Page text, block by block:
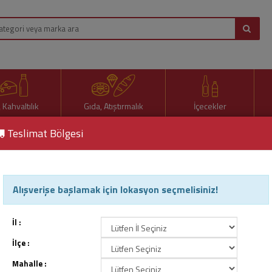
Gıda, Atıştırmalık İçecekler
Teslimat Bölgesi
Alışverişe başlamak için lokasyon seçmelisiniz!
İl :
İlçe :
Mahalle :